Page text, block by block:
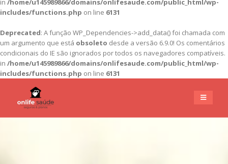
in /home/u145989866/domains/onlifesaude.com/public_html/wp-
includes/functions.php on line 6131
Deprecated: A função WP_Dependencies->add_data() foi chamada com
um argumento que está obsoleto desde a versão 6.9.0! Os comentários
condicionais do IE são ignorados por todos os navegadores compatíveis.
in /home/u145989866/domains/onlifesaude.com/public_html/wp-
includes/functions.php on line 6131